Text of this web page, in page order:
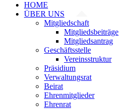
HOME
ÜBER UNS
Mitgliedschaft
Mitgliedsbeiträge
Mitgliedsantrag
Geschäftsstelle
Vereinsstruktur
Präsidium
Verwaltungsrat
Beirat
Ehrenmitglieder
Ehrenrat